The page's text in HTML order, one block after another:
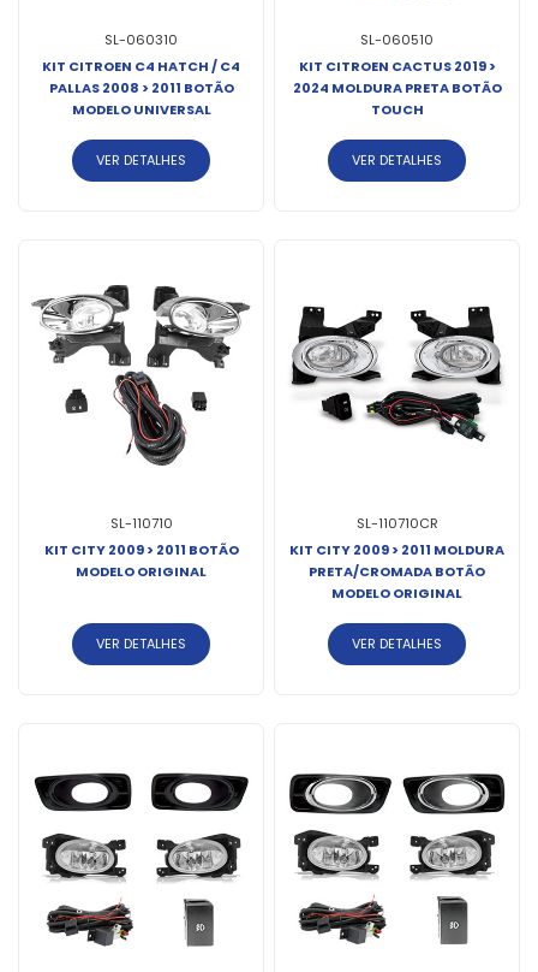
SL-060310
KIT CITROEN C4 HATCH / C4
PALLAS 2008 > 2011 BOTÃO
MODELO UNIVERSAL
VER DETALHES
SL-060510
KIT CITROEN CACTUS 2019 >
2024 MOLDURA PRETA BOTÃO
TOUCH
VER DETALHES
SL-110710
KIT CITY 2009 > 2011 BOTÃO
MODELO ORIGINAL
VER DETALHES
SL-110710CR
KIT CITY 2009 > 2011 MOLDURA
PRETA/CROMADA BOTÃO
MODELO ORIGINAL
VER DETALHES